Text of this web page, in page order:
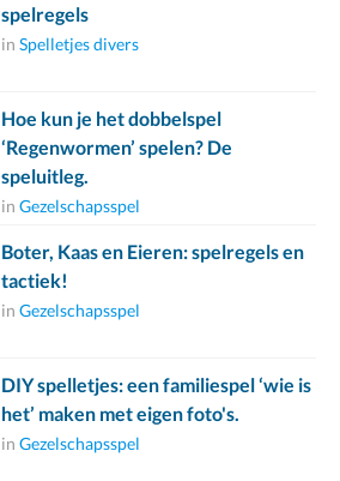
spelregels
in Spelletjes divers
Hoe kun je het dobbelspel
‘Regenwormen’ spelen? De
speluitleg.
in Gezelschapsspel
Boter, Kaas en Eieren: spelregels en
tactiek!
in Gezelschapsspel
DIY spelletjes: een familiespel ‘wie is
het’ maken met eigen foto's.
in Gezelschapsspel